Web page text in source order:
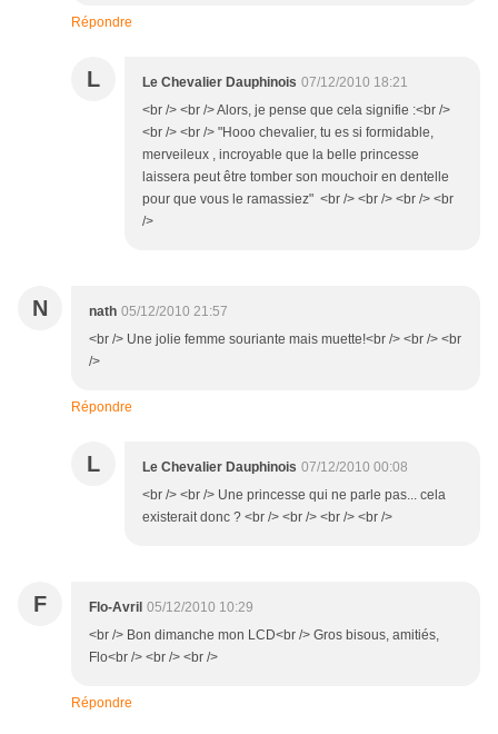
Répondre
L Le Chevalier Dauphinois 07/12/2010 18:21
<br /> <br /> Alors, je pense que cela signifie :<br />
<br /> <br /> "Hooo chevalier, tu es si formidable,
merveileux , incroyable que la belle princesse
laissera peut être tomber son mouchoir en dentelle
pour que vous le ramassiez" <br /> <br /> <br /> <br
/>
N nath 05/12/2010 21:57
<br /> Une jolie femme souriante mais muette!<br /> <br /> <br
/>
Répondre
L Le Chevalier Dauphinois 07/12/2010 00:08
<br /> <br /> Une princesse qui ne parle pas... cela
existerait donc ? <br /> <br /> <br /> <br />
F Flo-Avril 05/12/2010 10:29
<br /> Bon dimanche mon LCD<br /> Gros bisous, amitiés,
Flo<br /> <br /> <br />
Répondre